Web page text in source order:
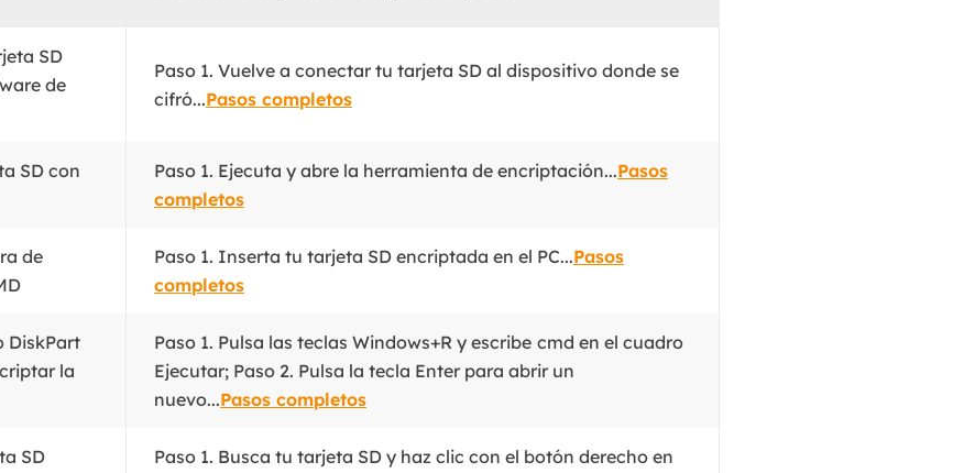
SD
de
Paso 1. Vuelve a conectar tu tarjeta SD al dispositivo donde se
cifró...Pasos completos
SD con
Paso 1. Ejecuta y abre la herramienta de encriptación...Pasos
completos
de
Paso 1. Inserta tu tarjeta SD encriptada en el PC...Pasos
completos
DiskPart
la
Paso 1. Pulsa las teclas Windows+R y escribe cmd en el cuadro
Ejecutar; Paso 2. Pulsa la tecla Enter para abrir un
nuevo...Pasos completos
SD
Paso 1. Busca tu tarjeta SD y haz clic con el botón derecho en